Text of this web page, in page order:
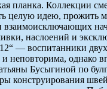
планка. Коллекции
целую идею, прожить
взаимоисключающих
наслоений и
— воспитанники
однако
Бусыгиной по
конструирования